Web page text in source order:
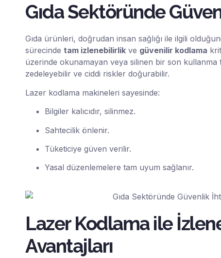
Gıda Sektöründe
Gıda ürünleri, doğrudan insan sağlığı ile ilgili
sürecinde tam izlenebilirlik ve güvenilir kodlama
üzerinde okunamayan veya silinen bir son kullanma
zedeleyebilir ve ciddi riskler doğurabilir.
Lazer kodlama makineleri sayesinde:
Bilgiler kalıcıdır, silinmez.
Sahtecilik önlenir.
Tüketiciye güven verilir.
Yasal düzenlemelere tam uyum sağlanır.
Lazer Kodlama ile
Avantajları